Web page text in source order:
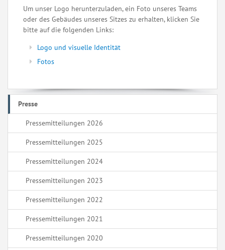
Um unser Logo herunterzuladen, ein Foto unseres Teams
oder des Gebäudes unseres Sitzes zu erhalten, klicken Sie
bitte auf die folgenden Links:
Logo und visuelle Identität
Fotos
Presse
Pressemitteilungen 2026
Pressemitteilungen 2025
Pressemitteilungen 2024
Pressemitteilungen 2023
Pressemitteilungen 2022
Pressemitteilungen 2021
Pressemitteilungen 2020